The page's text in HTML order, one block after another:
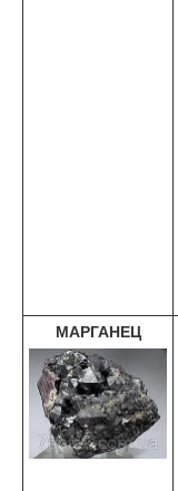
МАРГАНЕЦ